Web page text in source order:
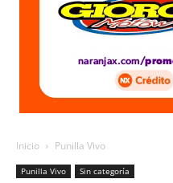
Inicio Punilla Vivo
Punilla Vivo Sin categoría